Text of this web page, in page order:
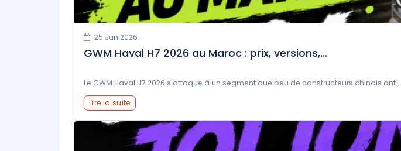
25 Jun 2026
GWM Haval H7 2026 au Maroc : prix, versions,...
Le GWM Haval H7 2026 s'attaque à un segment que peu de constructeurs chinois ont...
Lire la suite